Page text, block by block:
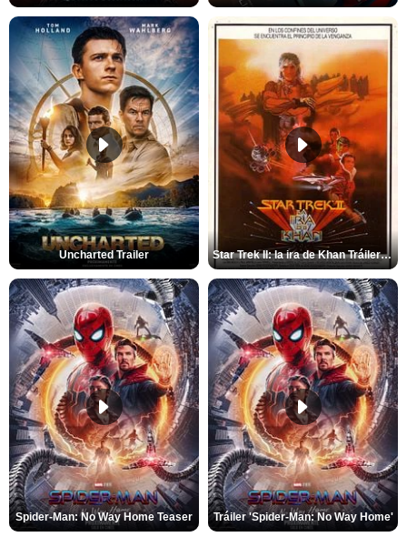
Uncharted Trailer Star Trek II: la ira de Khan Tráiler VO
Spider-Man: No Way Home Teaser Tráiler 'Spider-Man: No Way Home'